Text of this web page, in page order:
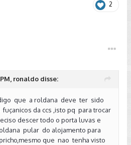
a pelo menos desligar aquela2
PM, ronaldo disse:
que a roldana deve ter sido
da ccs ,isto pq para trocar
descer todo o porta luvas e
pular do alojamento para
que nao tenha visto